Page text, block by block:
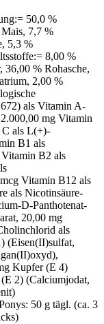
50,0 %
7,7 %
5,3 %
8,00 %
36,00 % Rohasche,
2,00 %
als Vitamin A-
mg Vitamin
C als L(+)-
B1 als
B2 als
Vitamin B12 als
als Nicotinsäure-
D-Panthotenat-
20,00 mg
als
(Eisen(II)sulfat,
Kupfer (E 4)
2) (Calciumjodat,
50 g tägl. (ca. 3